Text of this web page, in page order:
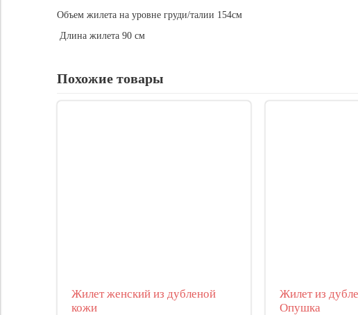
Объем жилета на уровне груди/талии 154см
Длина жилета 90 см
Похожие товары
Жилет женский из дубленой
кожи
Жилет из
Опушка